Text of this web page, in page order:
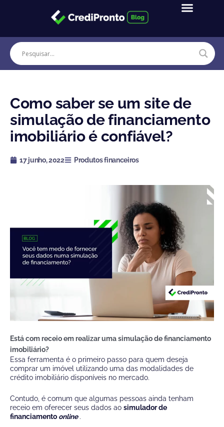
conteúdo
Como saber se um site de
simulação de financiamento
imobiliário é confiável?
17 junho, 2022 Produtos financeiros
Está com receio em realizar uma simulação de financiamento
imobiliário?
Essa ferramenta é o primeiro passo para quem deseja
comprar um imóvel utilizando uma das modalidades de
crédito imobiliário disponíveis no mercado.
Contudo, é comum que algumas pessoas ainda tenham
receio em oferecer seus dados ao simulador de
financiamento online.